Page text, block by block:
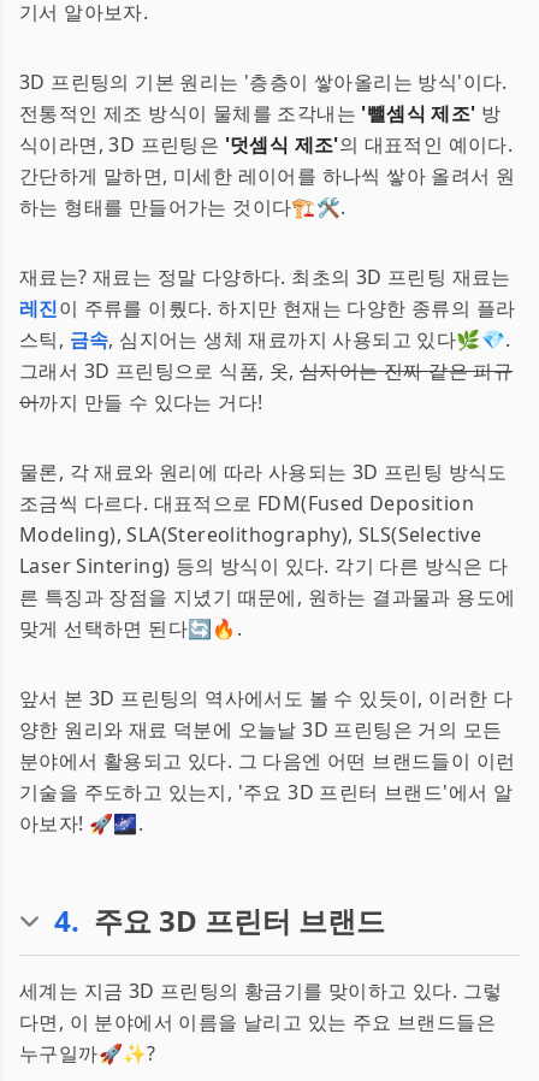
기서 알아보자.
3D 프린팅의 기본 원리는 '층층이 쌓아올리는 방식'이다.
전통적인 제조 방식이 물체를 조각내는 '뺄셈식 제조' 방
식이라면, 3D 프린팅은 '덧셈식 제조'의 대표적인 예이다.
간단하게 말하면, 미세한 레이어를 하나씩 쌓아 올려서 원
하는 형태를 만들어가는 것이다🏗️🛠️.
재료는? 재료는 정말 다양하다. 최초의 3D 프린팅 재료는
레진이 주류를 이뤘다. 하지만 현재는 다양한 종류의 플라
스틱, 금속, 심지어는 생체 재료까지 사용되고 있다🌿💎.
그래서 3D 프린팅으로 식품, 옷, 심지어는 진짜 같은 피규
어까지 만들 수 있다는 거다!
물론, 각 재료와 원리에 따라 사용되는 3D 프린팅 방식도
조금씩 다르다. 대표적으로 FDM(Fused Deposition
Modeling), SLA(Stereolithography), SLS(Selective
Laser Sintering) 등의 방식이 있다. 각기 다른 방식은 다
른 특징과 장점을 지녔기 때문에, 원하는 결과물과 용도에
맞게 선택하면 된다🔄🔥.
앞서 본 3D 프린팅의 역사에서도 볼 수 있듯이, 이러한 다
양한 원리와 재료 덕분에 오늘날 3D 프린팅은 거의 모든
분야에서 활용되고 있다. 그 다음엔 어떤 브랜드들이 이런
기술을 주도하고 있는지, '주요 3D 프린터 브랜드'에서 알
아보자! 🚀🌌.
4. 주요 3D 프린터 브랜드
세계는 지금 3D 프린팅의 황금기를 맞이하고 있다. 그렇
다면, 이 분야에서 이름을 날리고 있는 주요 브랜드들은
누구일까🚀✨?